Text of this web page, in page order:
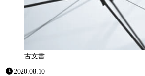
古文書
2020.08.10